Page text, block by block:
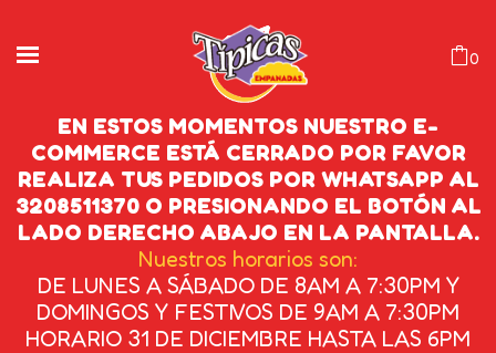
0
EMPANADAS DE CARNE
MOLIDA
INICIO / PRODUCTOS ETIQUETADOS
“EMPANADAS DE CARNE MOLIDA”
EN ESTOS MOMENTOS NUESTRO E-
COMMERCE ESTÁ CERRADO POR FAVOR
REALIZA TUS PEDIDOS POR WHATSAPP AL
3208511370 O PRESIONANDO EL BOTÓN AL
LADO DERECHO ABAJO EN LA PANTALLA.
Nuestros horarios son:
DE LUNES A SÁBADO DE 8AM A 7:30PM Y
DOMINGOS Y FESTIVOS DE 9AM A 7:30PM
HORARIO 31 DE DICIEMBRE HASTA LAS 6PM